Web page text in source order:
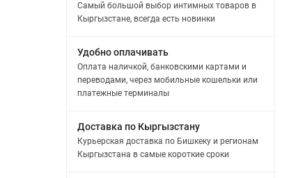
Самый большой выбор интимных товаров в
Кыргызстане, всегда есть новинки
Удобно оплачивать
Оплата наличкой, банковскими картами и
переводами, через мобильные кошельки или
платежные терминалы
Доставка по Кыргызстану
Курьерская доставка по Бишкеку и регионам
Кыргызстана в самые короткие сроки